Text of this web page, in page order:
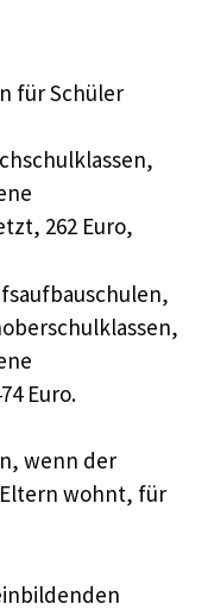
für Schüler
262 Euro,
Euro.
wenn der
wohnt, für